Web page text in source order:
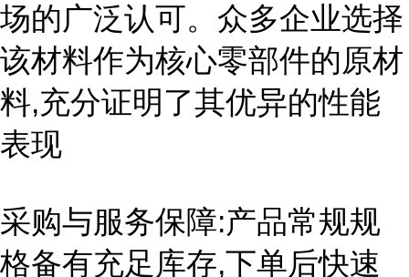
场的广泛认可。众多企业选择
该材料作为核心零部件的原材
料,充分证明了其优异的性能
表现
采购与服务保障:产品常规规
格备有充足库存,下单后快速